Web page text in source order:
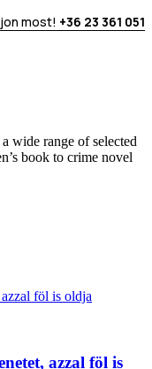
most! +36 23 361 051
wide range of selected
book to crime novel
azzal föl is